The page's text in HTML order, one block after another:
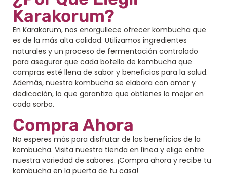
Karakorum?
En Karakorum, nos enorgullece ofrecer kombucha que
es de la más alta calidad. Utilizamos ingredientes
naturales y un proceso de fermentación controlado
para asegurar que cada botella de kombucha que
compras esté llena de sabor y beneficios para la salud.
Además, nuestra kombucha se elabora con amor y
dedicación, lo que garantiza que obtienes lo mejor en
cada sorbo.
Compra Ahora
No esperes más para disfrutar de los beneficios de la
kombucha. Visita nuestra tienda en línea y elige entre
nuestra variedad de sabores. ¡Compra ahora y recibe tu
kombucha en la puerta de tu casa!